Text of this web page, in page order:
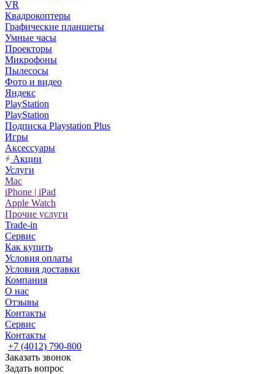
VR
Квадрокоптеры
Графические планшеты
Умные часы
Проекторы
Микрофоны
Пылесосы
Фото и видео
Яндекс
PlayStation
PlayStation
Подписка Playstation Plus
Игры
Аксессуары
Акции
Услуги
Mac
iPhone | iPad
Apple Watch
Прочие услуги
Trade-in
Сервис
Как купить
Условия оплаты
Условия доставки
Компания
О нас
Отзывы
Контакты
Сервис
Контакты
+7 (4012) 790-800
Заказать звонок
Задать вопрос